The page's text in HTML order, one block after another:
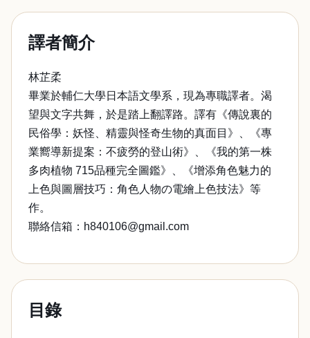
譯者簡介
林芷柔
畢業於輔仁大學日本語文學系，現為專職譯者。渴
望與文字共舞，於是踏上翻譯路。譯有《傳說裏的
民俗學：妖怪、精靈與怪奇生物的真面目》、《專
業嚮導新提案：不疲勞的登山術》、《我的第一株
多肉植物 715品種完全圖鑑》、《增添角色魅力的
上色與圖層技巧：角色人物の電繪上色技法》等
作。
聯絡信箱：h840106@gmail.com
目錄